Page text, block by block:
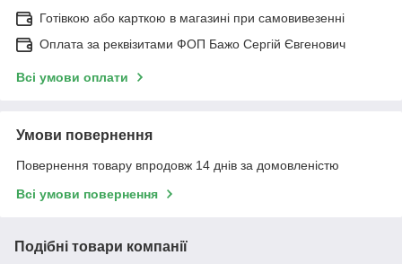
Готівкою або карткою в магазині при самовивезенні
Оплата за реквізитами ФОП Бажо Сергій Євгенович
Всі умови оплати
Умови повернення
Повернення товару впродовж 14 днів за домовленістю
Всі умови повернення
Подібні товари компанії